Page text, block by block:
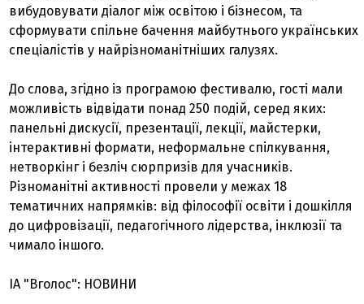
вибудовувати діалог між освітою і бізнесом, та
сформувати спільне бачення майбутнього українських
спеціалістів у найрізноманітніших галузях.
До слова, згідно із програмою фестивалю, гості мали
можливість відвідати понад 250 подій, серед яких:
панельні дискусії, презентації, лекції, майстерки,
інтерактивні формати, неформальне спілкування,
нетворкінг і безліч сюрпризів для учасників.
Різноманітні активності провели у межах 18
тематичних напрямків: від філософії освіти і дошкілля
до цифровізації, педагогічного лідерства, інклюзії та
чимало іншого.
ІА "Вголос": НОВИНИ